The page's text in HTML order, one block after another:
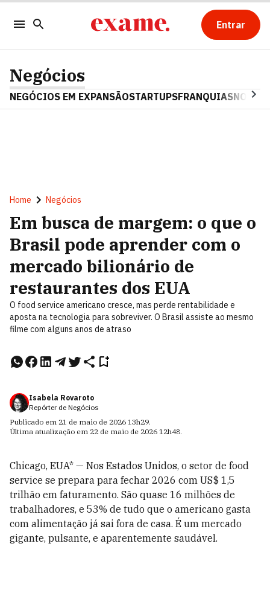
Entrar
Negócios
NEGÓCIOS EM EXPANSÃOSTARTUPSFRANQUIAS
Home Negócios
Em busca de margem: o que o
Brasil pode aprender com o
mercado bilionário de
restaurantes dos EUA
O food service americano cresce, mas perde rentabilidade e
aposta na tecnologia para sobreviver. O Brasil assiste ao mesmo
filme com alguns anos de atraso
Isabela Rovaroto
Repórter de Negócios
Publicado em 21 de maio de 2026 13h29.
Última atualização em 22 de maio de 2026 12h48.
Chicago, EUA* — Nos Estados Unidos, o setor de food
service se prepara para fechar 2026 com US$ 1,5
trilhão em faturamento. São quase 16 milhões de
trabalhadores, e 53% de tudo que o americano gasta
com alimentação já sai fora de casa. É um mercado
gigante, pulsante, e aparentemente saudável.